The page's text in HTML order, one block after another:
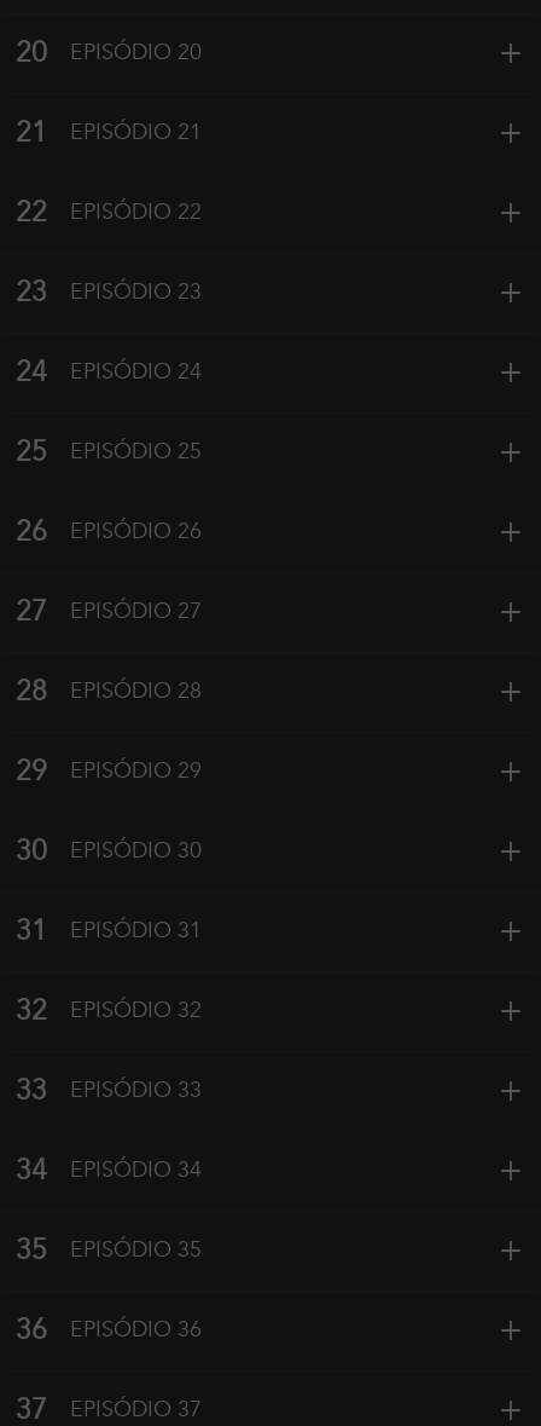
20 EPISÓDIO 20 +
21 EPISÓDIO 21 +
22 EPISÓDIO 22 +
23 EPISÓDIO 23 +
24 EPISÓDIO 24 +
25 EPISÓDIO 25 +
26 EPISÓDIO 26 +
27 EPISÓDIO 27 +
28 EPISÓDIO 28 +
29 EPISÓDIO 29 +
30 EPISÓDIO 30 +
31 EPISÓDIO 31 +
32 EPISÓDIO 32 +
33 EPISÓDIO 33 +
34 EPISÓDIO 34 +
35 EPISÓDIO 35 +
36 EPISÓDIO 36 +
37 EPISÓDIO 37 +